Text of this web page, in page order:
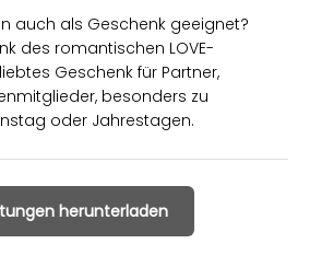
auch als Geschenk geeignet?
des romantischen LOVE-
Geschenk für Partner,
besonders zu
oder Jahrestagen.
herunterladen